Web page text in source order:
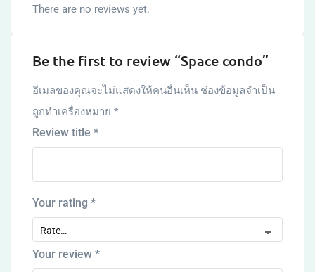
There are no reviews yet.
Be the first to review “Space condo”
อีเมลของคุณจะไม่แสดงให้คนอื่นเห็น ช่องข้อมูลจำเป็น
ถูกทำเครื่องหมาย *
Review title *
Your rating *
Your review *